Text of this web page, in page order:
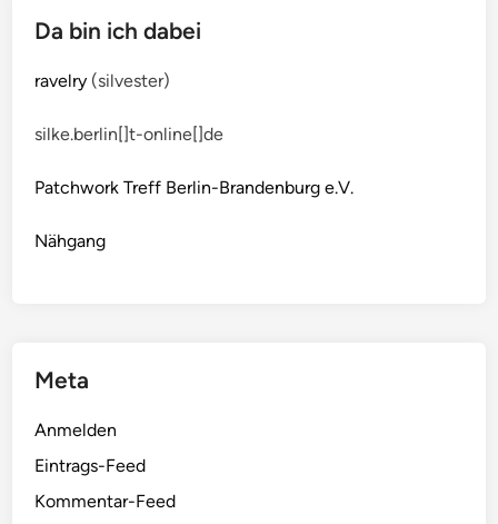
Da bin ich dabei
ravelry (silvester)
silke.berlin[]t-online[]de
Patchwork Treff Berlin-Brandenburg e.V.
Nähgang
Meta
Anmelden
Eintrags-Feed
Kommentar-Feed